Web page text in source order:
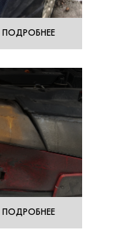
ПОДРОБНЕЕ
ПОДРОБНЕЕ